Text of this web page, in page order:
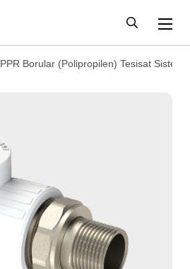
PPR Borular (Polipropilen) Tesisat